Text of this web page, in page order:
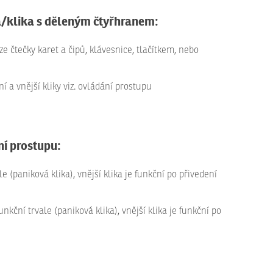
klika s děleným čtyřhranem:
čtečky karet a čipů, klávesnice, tlačítkem, nebo
a vnější kliky viz. ovládání prostupu
prostupu:
(paniková klika), vnější klika je funkční po přivedení
trvale (paniková klika), vnější klika je funkční po